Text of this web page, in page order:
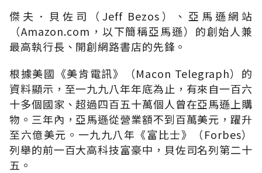
傑夫．貝佐司（Jeff Bezos）、亞馬遜網站
（Amazon.com，以下簡稱亞馬遜）的創始人兼
最高執行長、開創網路書店的先鋒。
根據美國《美肯電訊》（Macon Telegraph）的
資料顯示，至一九九八年年底為止，有來自一百六
十多個國家、超過四百五十萬個人曾在亞馬遜上購
物。三年內，亞馬遜從營業額不到百萬美元，躍升
至六億美元。一九九八年《富比士》（Forbes）
列舉的前一百大高科技富豪中，貝佐司名列第二十
五。